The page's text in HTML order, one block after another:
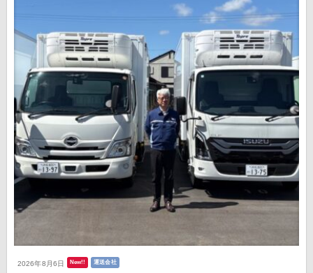
2026年8月6日 New!! 運送会社